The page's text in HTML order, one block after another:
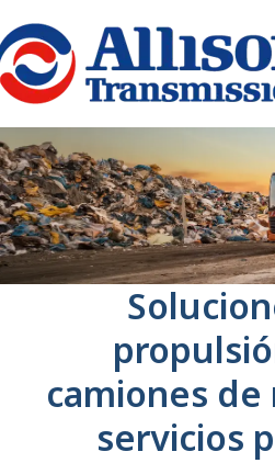
Go Home
camiones
servicios